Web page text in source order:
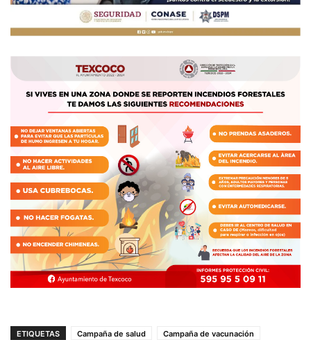
ETIQUETAS Campaña de salud
Campaña de vacunación